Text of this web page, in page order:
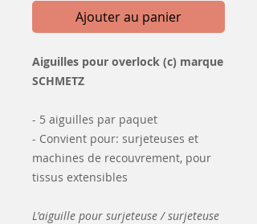
Ajouter au panier
Aiguilles pour overlock (c) marque
SCHMETZ
- 5 aiguilles par paquet
- Convient pour: surjeteuses et
machines de recouvrement, pour
tissus extensibles
L'aiguille pour surjeteuse / surjeteuse